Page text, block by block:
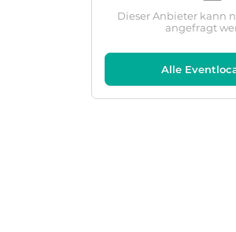
Dieser Anbieter kann
angefragt
Alle